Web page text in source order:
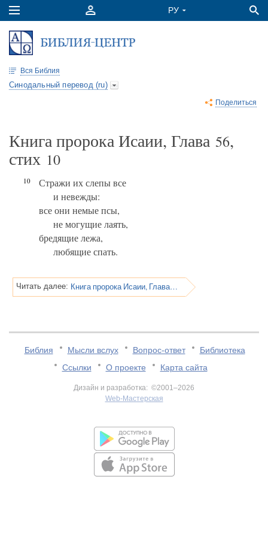
Вся Библия
Синодальный перевод (ru)
Поделиться
Книга пророка Исаии, Глава 56,
стих 10
10
Стражи их слепы все
и невежды:
все они немые псы,
не могущие лаять,
бредящие лежа,
любящие спать.
Читать далее: Книга пророка Исаии, Глава 56
Библия Мысли вслух Вопрос-ответ
Библиотека
Ссылки
О проекте Карта сайта
Дизайн и разработка: ©2001–2026
Web-Мастерская